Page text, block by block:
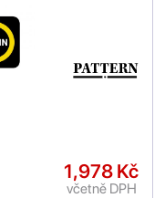
1,978 Kč
včetně DPH